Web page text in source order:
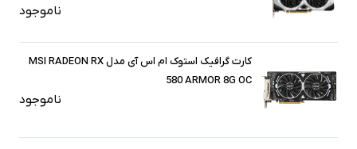
ناموجود
کارت گرافیک استوک ام اس آی مدل MSI RADEON RX
580 ARMOR 8G OC
ناموجود